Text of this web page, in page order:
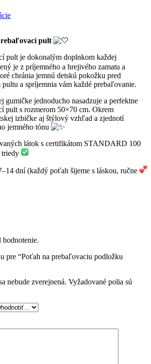
pult
pult je dokonalým doplnkom každej
je z príjemného a hrejivého zamatu a
chránia jemnú detskú pokožku pred
a spríjemnia vám každé prebaľovanie.
gumičke jednoducho nasadzuje a perfektne
pult s rozmerom 50×70 cm. Okrem
izbičke aj štýlový vzhľad a zjednotí
jemného tónu
látok s certifikátom STANDARD 100
dní (každý poťah šijeme s láskou, ručne
pre “Poťah na prebaľovaciu podložku
nebude zverejnená. Vyžadované polia sú